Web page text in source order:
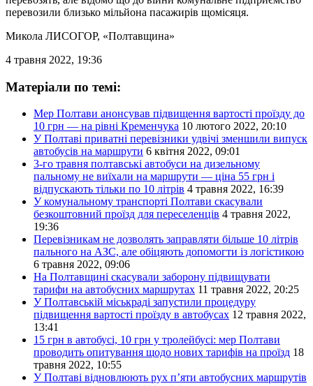
перевозили близько мільйона пасажирів щомісяця.
Микола ЛИСОГОР, «Полтавщина»
4 травня 2022, 19:36
Матеріали по темі:
Мер Полтави анонсував підвищення вартості проїзду до
10 грн — на рівні Кременчука 10 лютого 2022, 20:10
У Полтаві приватні перевізники удвічі зменшили випуск
автобусів на маршрути 6 квітня 2022, 09:01
3-го травня полтавські автобуси на дизельному
пальному не виїхали на маршрути — ціна 55 грн і
відпускають тільки по 10 літрів 4 травня 2022, 16:39
У комунальному транспорті Полтави скасували
безкоштовний проїзд для переселенців 4 травня 2022,
19:36
Перевізникам не дозволять заправляти більше 10 літрів
пального на АЗС, але обіцяють допомогти із логістикою
6 травня 2022, 09:06
На Полтавщині скасували заборону підвищувати
тарифи на автобусних маршрутах 11 травня 2022, 20:25
У Полтавській міськраді запустили процедуру
підвищення вартості проїзду в автобусах 12 травня 2022,
13:41
15 грн в автобусі, 10 грн у тролейбусі: мер Полтави
проводить опитування щодо нових тарифів на проїзд 18
травня 2022, 10:55
У Полтаві відновлюють рух п’яти автобусних маршрутів